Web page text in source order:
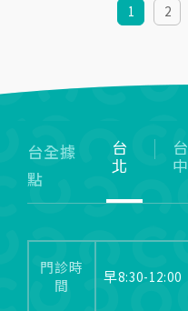
1 2
台全據
點
台
北
台
中
門診時
間
早8:30-12:00